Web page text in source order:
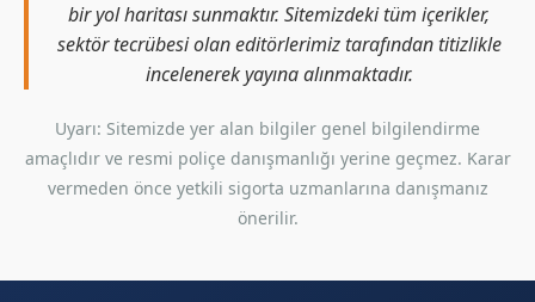
bir yol haritası sunmaktır. Sitemizdeki tüm içerikler,
sektör tecrübesi olan editörlerimiz tarafından titizlikle
incelenerek yayına alınmaktadır.
Uyarı: Sitemizde yer alan bilgiler genel bilgilendirme
amaçlıdır ve resmi poliçe danışmanlığı yerine geçmez. Karar
vermeden önce yetkili sigorta uzmanlarına danışmanız
önerilir.